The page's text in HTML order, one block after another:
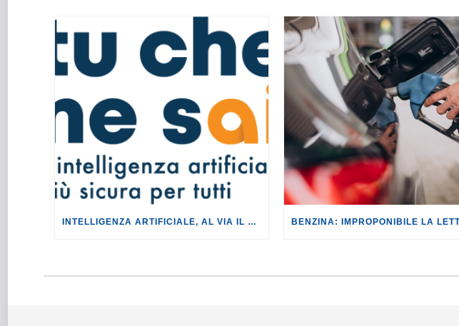
INTELLIGENZA ARTIFICIALE, AL VIA IL TOUR DI EVENTI DEL PROGETTO TU CHE NE SAI?